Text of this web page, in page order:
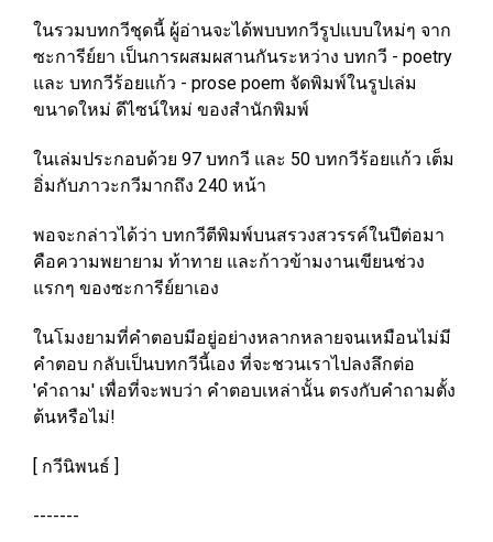
ในรวมบทกวีชุดนี้ ผู้อ่านจะได้พบบทกวีรูปแบบใหม่ๆ จาก
ซะการีย์ยา เป็นการผสมผสานกันระหว่าง บทกวี - poetry
และ บทกวีร้อยแก้ว - prose poem จัดพิมพ์ในรูปเล่ม
ขนาดใหม่ ดีไซน์ใหม่ ของสำนักพิมพ์
ในเล่มประกอบด้วย 97 บทกวี และ 50 บทกวีร้อยแก้ว เต็ม
อิ่มกับภาวะกวีมากถึง 240 หน้า
พอจะกล่าวได้ว่า บทกวีตีพิมพ์บนสรวงสวรรค์ในปีต่อมา
คือความพยายาม ท้าทาย และก้าวข้ามงานเขียนช่วง
แรกๆ ของซะการีย์ยาเอง
ในโมงยามที่คำตอบมีอยู่อย่างหลากหลายจนเหมือนไม่มี
คำตอบ กลับเป็นบทกวีนี้เอง ที่จะชวนเราไปลงลึกต่อ
'คำถาม' เพื่อที่จะพบว่า คำตอบเหล่านั้น ตรงกับคำถามตั้ง
ต้นหรือไม่!
[ กวีนิพนธ์ ]
-------